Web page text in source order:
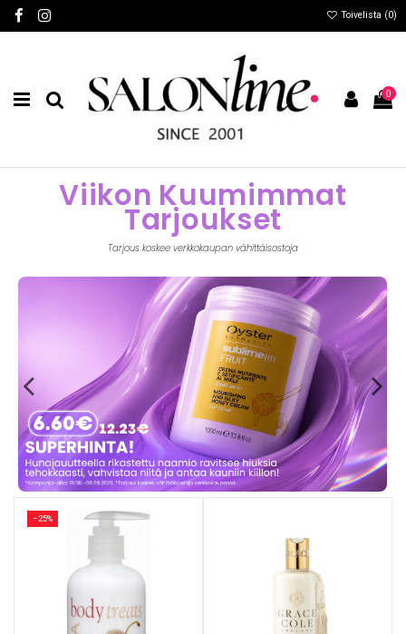
Toivelista (0)
0
Viikon Kuumimmat
Tarjoukset
Tarjous koskee verkkokaupan vähittäisostoja
−25%